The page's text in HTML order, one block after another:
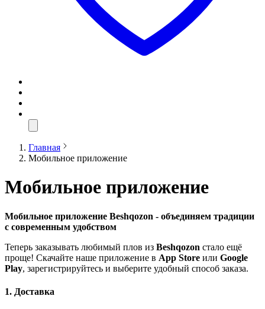
Главная
Мобильное приложение
Мобильное приложение
Мобильное приложение Beshqozon - объединяем традиции
с современным удобством
Теперь заказывать любимый плов из Beshqozon стало ещё
проще! Скачайте наше приложение в App Store или Google
Play, зарегистрируйтесь и выберите удобный способ заказа.
1. Доставка